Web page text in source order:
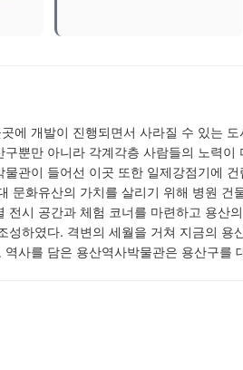
에 개발이 진행되면서 사라질 수 있는
구뿐만 아니라 각계각층 사람들의 노력
관이 들어선 이곳 또한 일제강점기에
문화유산의 가치를 살리기 위해 병원 건
전시 공간과 체험 코너를 마련하고 용산
성하였다. 격변의 세월을 거쳐 지금의 용
사를 담은 용산역사박물관은 용산구를